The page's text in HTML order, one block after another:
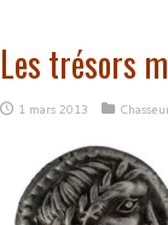
Les trésors
1 mars 2013